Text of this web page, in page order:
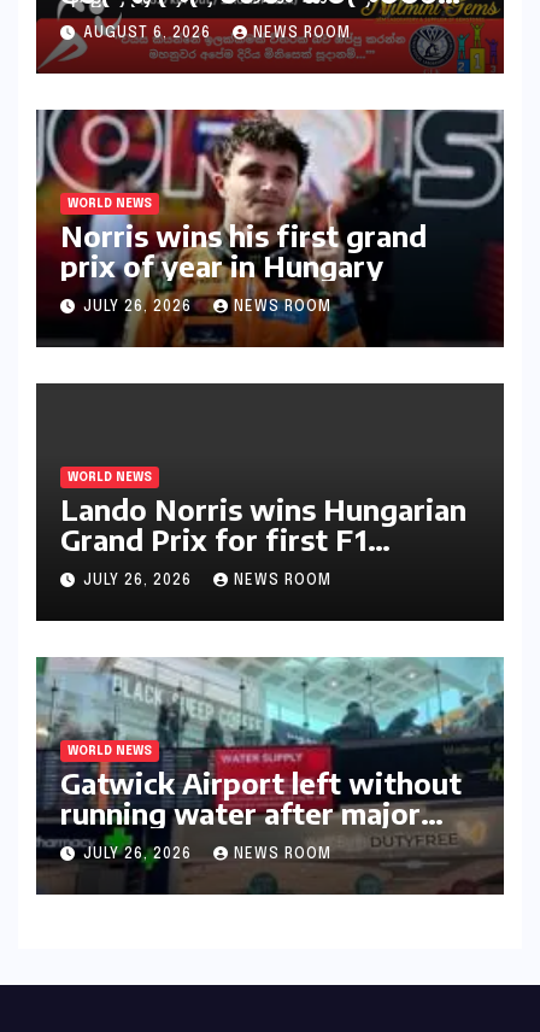
30ක විශේෂ මැරතන් ධාවන
අභියෝගයකට සැරසෙයි
AUGUST 6, 2026 NEWS ROOM
WORLD NEWS
Norris wins his first grand
prix of year in Hungary​​
JULY 26, 2026 NEWS ROOM
WORLD NEWS
Lando Norris wins Hungarian
Grand Prix for first F1
triumph in 2026​​
JULY 26, 2026 NEWS ROOM
WORLD NEWS
Gatwick Airport left without
running water after major
outage​​
JULY 26, 2026 NEWS ROOM